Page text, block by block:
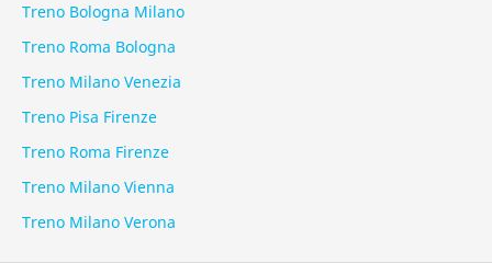
Treno Bologna Milano
Treno Roma Bologna
Treno Milano Venezia
Treno Pisa Firenze
Treno Roma Firenze
Treno Milano Vienna
Treno Milano Verona